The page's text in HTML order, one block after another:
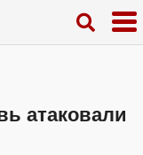
атаковали